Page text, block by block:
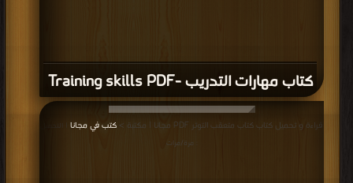
كتاب مهارات التدريب -Training skills PDF
قراءة و تحميل كتاب كتاب متعقب التوتر PDF مجانا | مكتبة > كتب في مجانا
: مرة/مرات